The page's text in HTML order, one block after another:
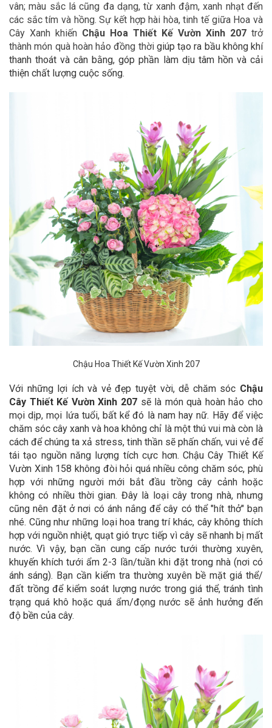
vân; màu sắc lá cũng đa dạng, từ xanh đậm, xanh nhạt đến
các sắc tím và hồng. Sự kết hợp hài hòa, tinh tế giữa Hoa và
Cây Xanh khiến Chậu Hoa Thiết Kế Vườn Xinh 207 trở
thành món quà hoàn hảo đồng thời giúp tạo ra bầu không khí
thanh thoát và cân bằng, góp phần làm dịu tâm hồn và cải
thiện chất lượng cuộc sống.
Chậu Hoa Thiết Kế Vườn Xinh 207
Với những lợi ích và vẻ đẹp tuyệt vời, dễ chăm sóc Chậu
Cây Thiết Kế Vườn Xinh 207sẽ là món quà hoàn hảo cho
mọi dịp, mọi lứa tuổi, bất kể đó là nam hay nữ. Hãy để việc
chăm sóc cây xanh và hoa không chỉ là một thú vui mà còn là
cách để chúng ta xả stress, tinh thần sẽ phấn chấn, vui vẻ để
tái tạo nguồn năng lượng tích cực hơn. Chậu Cây Thiết Kế
Vườn Xinh 158 không đòi hỏi quá nhiều công chăm sóc, phù
hợp với những người mới bắt đầu trồng cây cảnh hoặc
không có nhiều thời gian. Đây là loại cây trong nhà, nhưng
cũng nên đặt ở nơi có ánh nắng để cây có thể "hít thở" bạn
nhé. Cũng như những loại hoa trang trí khác, cây không thích
hợp với nguồn nhiệt, quạt gió trực tiếp vì cây sẽ nhanh bị mất
nước. Vì vậy, bạn cần cung cấp nước tưới thường xuyên,
khuyến khích tưới ẩm 2-3 lần/tuần khi đặt trong nhà (nơi có
ánh sáng). Bạn cần kiểm tra thường xuyên bề mặt giá thể/
đất trồng để kiểm soát lượng nước trong giá thể, tránh tình
trạng quá khô hoặc quá ẩm/đọng nước sẽ ảnh hưởng đến
độ bền của cây.